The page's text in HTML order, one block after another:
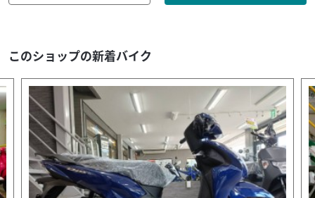
このショップの新着バイク